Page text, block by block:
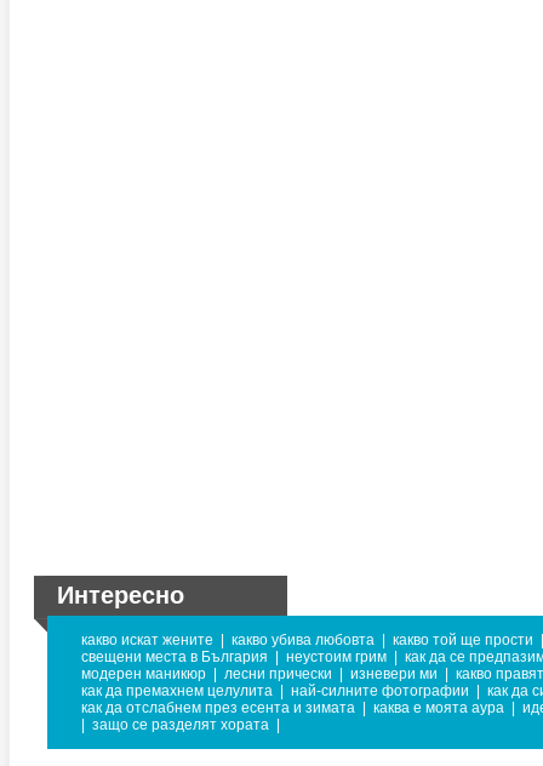
Интересно
какво искат жените какво убива любовта какво той ще прости
свещени места в България
неустоим грим
как да се
модерен маникюр
лесни прически изневери ми
какво
как да премахнем целулита
най-силните фотографии
как да
как да отслабнем през есента и зимата
каква е моята аура
защо се разделят хората